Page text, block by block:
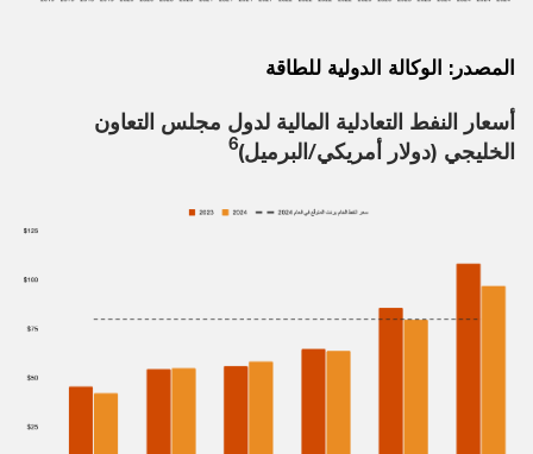
المصدر: الوكالة الدولية للطاقة
أسعار النفط التعادلية المالية لدول مجلس التعاون
الخليجي (دولار أمريكي/البرميل)6